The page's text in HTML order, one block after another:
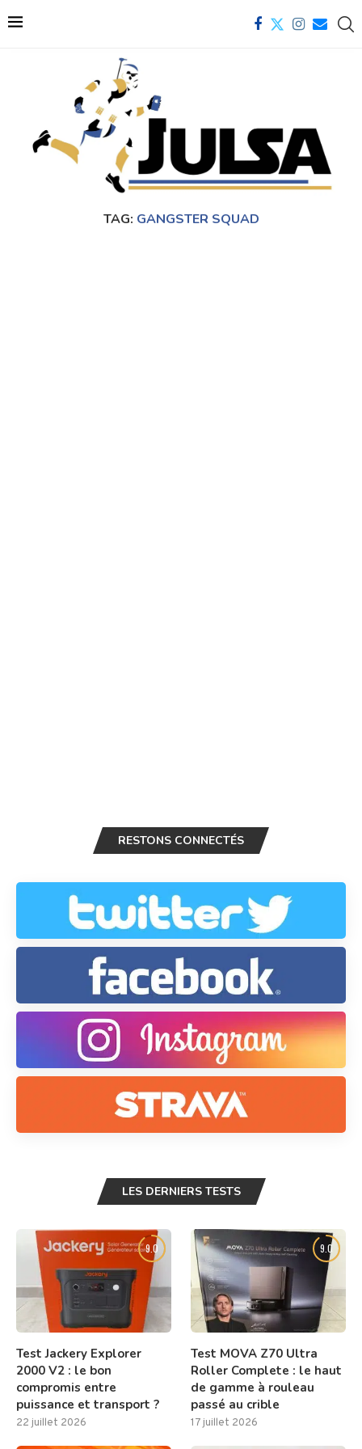
TAG: GANGSTER SQUAD
RESTONS CONNECTÉS
LES DERNIERS TESTS
9.0
Test Jackery Explorer
2000 V2 : le bon
compromis entre
puissance et transport ?
22 juillet 2026
9.0
Test MOVA Z70 Ultra
Roller Complete : le haut
de gamme à rouleau
passé au crible
17 juillet 2026